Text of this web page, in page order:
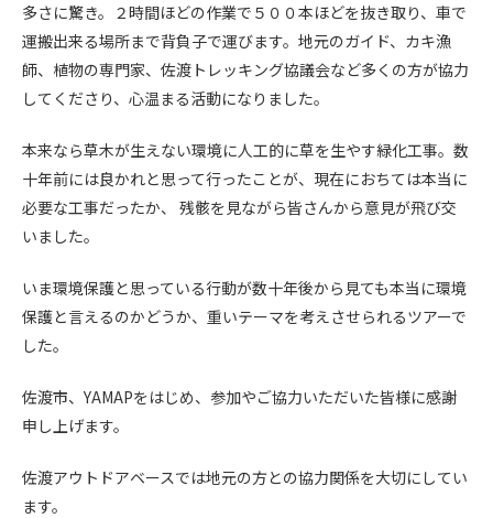
多さに驚き。２時間ほどの作業で５００本ほどを抜き取り、車で
運搬出来る場所まで背負子で運びます。地元のガイド、カキ漁
師、植物の専門家、佐渡トレッキング協議会など多くの方が協力
してくださり、心温まる活動になりました。
本来なら草木が生えない環境に人工的に草を生やす緑化工事。数
十年前には良かれと思って行ったことが、現在におちては本当に
必要な工事だったか、 残骸を見ながら皆さんから意見が飛び交
いました。
いま環境保護と思っている行動が数十年後から見ても本当に環境
保護と言えるのかどうか、重いテーマを考えさせられるツアーで
した。
佐渡市、YAMAPをはじめ、参加やご協力いただいた皆様に感謝
申し上げます。
佐渡アウトドアベースでは地元の方との協力関係を大切にしてい
ます。